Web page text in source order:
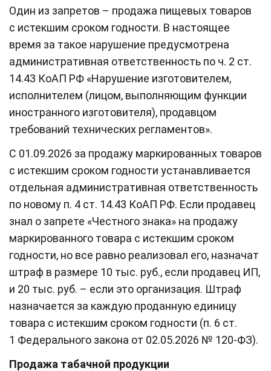
Один из запретов – продажа пищевых товаров
с истекшим сроком годности. В настоящее
время за такое нарушение предусмотрена
административная ответственность по ч. 2 ст.
14.43 КоАП РФ «Нарушение изготовителем,
исполнителем (лицом, выполняющим функции
иностранного изготовителя), продавцом
требований технических регламентов».
С 01.09.2026 за продажу маркированных товаров
с истекшим сроком годности устанавливается
отдельная административная ответственность
по новому п. 4 ст. 14.43 КоАП РФ. Если продавец
знал о запрете «Честного знака» на продажу
маркированного товара с истекшим сроком
годности, но все равно реализовал его, назначат
штраф в размере 10 тыс. руб., если продавец ИП,
и 20 тыс. руб. – если это организация. Штраф
назначается за каждую проданную единицу
товара с истекшим сроком годности (п. 6 ст.
1 Федерального закона от 02.05.2026 № 120-ФЗ).
Продажа табачной продукции